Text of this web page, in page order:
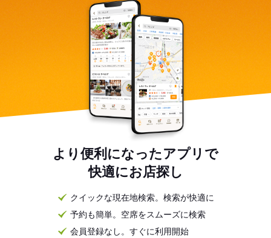
より便利になったアプリで
快適にお店探し
クイックな現在地検索。検索が快適に
予約も簡単。空席をスムーズに検索
会員登録なし。すぐに利用開始